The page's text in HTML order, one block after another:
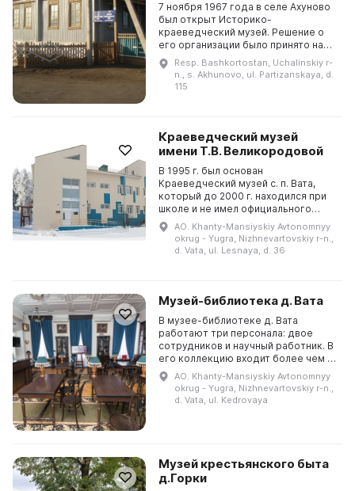
7 ноября 1967 года в селе Ахуново
был открыт Историко-
краеведческий музей. Решение о
его организации было принято на
заседании партийного комитета
колхоза 13 апреля 1966 года. В 1980
году после ремонт...
Resp. Bashkortostan, Uchalinskiy r-
n., s. Akhunovo, ul. Partizanskaya, d.
115
Краеведческий музей
имени Т.В. Великородовой
В 1995 г. был основан
Краеведческий музей с. п. Вата,
который до 2000 г. находился при
школе и не имел официального
статуса, а затем был объединен с
местной библиотекой и назывался
Музей-библиотека с....
AO. Khanty-Mansiyskiy Avtonomnyy
okrug - Yugra, Nizhnevartovskiy r-n.,
d. Vata, ul. Lesnaya, d. 36
Музей-библиотека д. Вата
В музее-библиотеке д. Вата
работают три персонала: двое
сотрудников и научный работник. В
его коллекцию входит более чем 17
сотен экспонатов, из них 1500
представлены в экспозициях и
входят в основные...
AO. Khanty-Mansiyskiy Avtonomnyy
okrug - Yugra, Nizhnevartovskiy r-n.,
d. Vata, ul. Kedrovaya
Музей крестьянского быта
д.Горки